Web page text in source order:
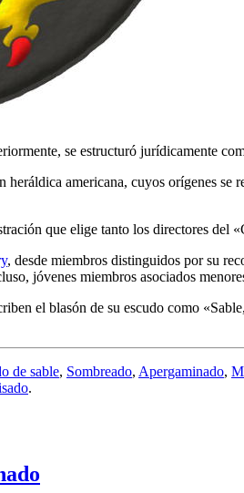
se estructuró jurídicamente
americana, cuyos orígenes
que elige tanto los directores del «
, desde miembros distinguidos por su
jóvenes miembros asociados
el blasón de su escudo como «
de sable, Sombreado, Apergaminado,
.